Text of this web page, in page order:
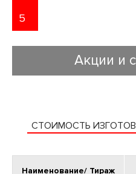
5
Акции и
ВСЕЙ РОССИИ
СТОИМОСТЬ
Наименование/ Тираж